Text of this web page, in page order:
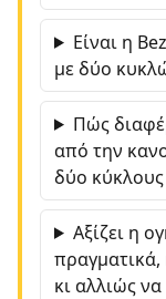
Είναι η
με δύο
Πώς
από την
δύο
Αξίζει η
πραγματικά,
κι αλλιώς